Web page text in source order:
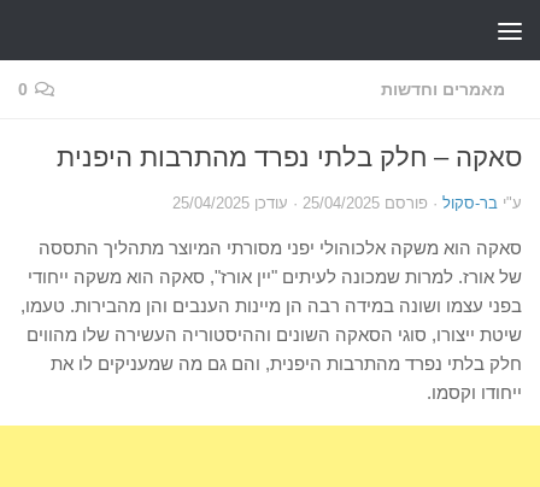
מאמרים וחדשות 0
סאקה – חלק בלתי נפרד מהתרבות היפנית
ע"י בר-סקול · פורסם 25/04/2025 · עודכן 25/04/2025
סאקה הוא משקה אלכוהולי יפני מסורתי המיוצר מתהליך התססה
של אורז. למרות שמכונה לעיתים "יין אורז", סאקה הוא משקה ייחודי
בפני עצמו ושונה במידה רבה הן מיינות הענבים והן מהבירות. טעמו,
שיטת ייצורו, סוגי הסאקה השונים וההיסטוריה העשירה שלו מהווים
חלק בלתי נפרד מהתרבות היפנית, והם גם מה שמעניקים לו את
ייחודו וקסמו.